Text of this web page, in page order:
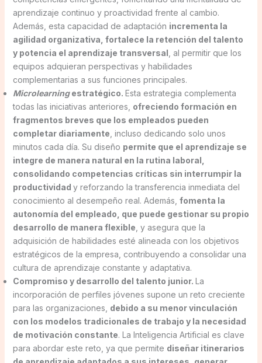
aprendizaje continuo y proactividad frente al cambio.
Además, esta capacidad de adaptación incrementa la
agilidad organizativa, fortalece la retención del talento
y potencia el aprendizaje transversal , al permitir que los
equipos adquieran perspectivas y habilidades
complementarias a sus funciones principales.
Microlearningestratégico. Esta estrategia complementa
todas las iniciativas anteriores, ofreciendo formación en
fragmentos breves que los empleados pueden
completar diariamente , incluso dedicando solo unos
minutos cada día. Su diseño permite que el aprendizaje se
integre de manera natural en la rutina laboral,
consolidando competencias críticas sin interrumpir la
productividad y reforzando la transferencia inmediata del
conocimiento al desempeño real. Además, fomenta la
autonomía del empleado, que puede gestionar su propio
desarrollo de manera flexible , y asegura que la
adquisición de habilidades esté alineada con los objetivos
estratégicos de la empresa, contribuyendo a consolidar una
cultura de aprendizaje constante y adaptativa.
Compromiso y desarrollo del talento junior. La
incorporación de perfiles jóvenes supone un reto creciente
para las organizaciones, debido a su menor vinculación
con los modelos tradicionales de trabajo y la necesidad
de motivación constante. La Inteligencia Artificial es clave
para abordar este reto, ya que permite diseñar itinerarios